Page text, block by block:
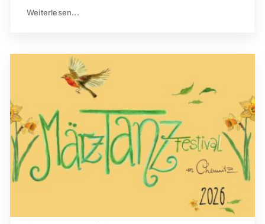
Weiterlesen...